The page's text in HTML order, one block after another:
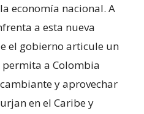
economía nacional. A
a esta nueva
el gobierno articule un
a Colombia
y aprovechar
en el Caribe y